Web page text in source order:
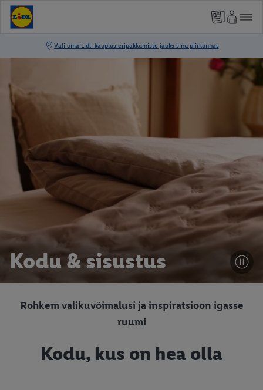
Kodu & sisustus
Rohkem valikuvõimalusi ja inspiratsioon igasse
ruumi
Kodu, kus on hea olla